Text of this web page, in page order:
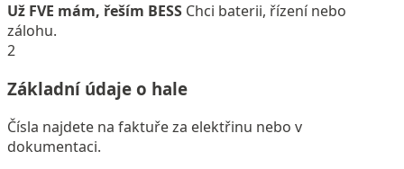
Už FVE mám, řeším BESS Chci baterii, řízení nebo
zálohu.
2
Základní údaje o hale
Čísla najdete na faktuře za elektřinu nebo v
dokumentaci.